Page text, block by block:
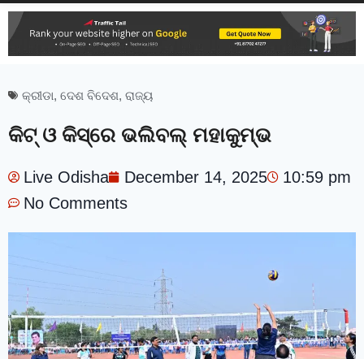
କ୍ରୀଡା, ଦେଶ ବିଦେଶ, ରାଜ୍ୟ
କିଟ୍ ଓ କିସ୍‌ରେ ଭଲିବଲ୍ ମହାକୁମ୍ଭ
Live Odisha December 14, 2025
10:59 pm
No Comments